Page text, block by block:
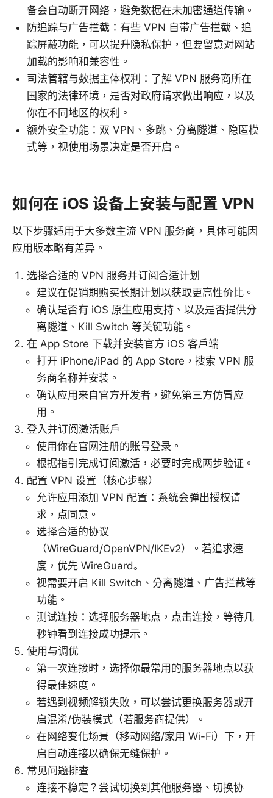
备会自动断开网络，避免数据在未加密通道传输。
防追踪与广告拦截：有些 VPN 自带广告拦截、追
踪屏蔽功能，可以提升隐私保护，但要留意对网站
加载的影响和兼容性。
司法管辖与数据主体权利：了解 VPN 服务商所在
国家的法律环境，是否对政府请求做出响应，以及
你在不同地区的权利。
额外安全功能：双 VPN、多跳、分离隧道、隐匿模
式等，视使用场景决定是否开启。
如何在 iOS 设备上安装与配置 VPN
以下步骤适用于大多数主流 VPN 服务商，具体可能因
应用版本略有差异。
选择合适的 VPN 服务并订阅合适计划
建议在促销期购买长期计划以获取更高性价比。
确认是否有 iOS 原生应用支持、以及是否提供分
离隧道、Kill Switch 等关键功能。
在 App Store 下载并安装官方 iOS 客户端
打开 iPhone/iPad 的 App Store，搜索 VPN 服
务商名称并安装。
确认应用来自官方开发者，避免第三方仿冒应
用。
登入并订阅激活账户
使用你在官网注册的账号登录。
根据指引完成订阅激活，必要时完成两步验证。
配置 VPN 设置（核心步骤）
允许应用添加 VPN 配置：系统会弹出授权请
求，点同意。
选择合适的协议
（WireGuard/OpenVPN/IKEv2）。若追求速
度，优先 WireGuard。
视需要开启 Kill Switch、分离隧道、广告拦截等
功能。
测试连接：选择服务器地点，点击连接，等待几
秒钟看到连接成功提示。
使用与调优
第一次连接时，选择你最常用的服务器地点以获
得最佳速度。
若遇到视频解锁失败，可以尝试更换服务器或开
启混淆/伪装模式（若服务商提供）。
在网络变化场景（移动网络/家用 Wi-Fi）下，开
启自动连接以确保无缝保护。
常见问题排查
连接不稳定？尝试切换到其他服务器、切换协